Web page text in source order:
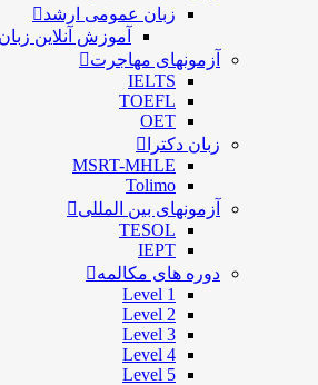
زبان عمومی ارشد
آموزش آنلاین
آزمونهای مهاجرت
IELTS
TOEFL
OET
زبان دکترا
MSRT-MHLE
Tolimo
آزمونهای بین المللی
TESOL
IEPT
دوره های مکالمه
Level 1
Level 2
Level 3
Level 4
Level 5